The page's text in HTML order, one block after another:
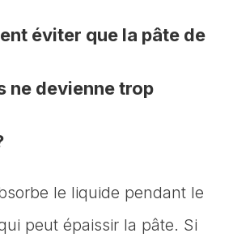
éviter que la pâte de
ne devienne trop
le liquide pendant le
peut épaissir la pâte. Si